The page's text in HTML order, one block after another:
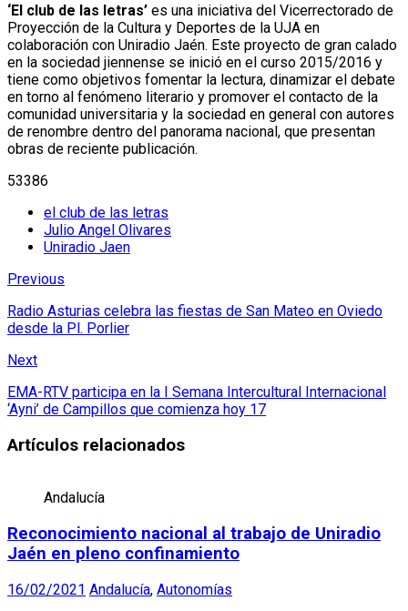
‘El club de las letras’ es una iniciativa del Vicerrectorado de
Proyección de la Cultura y Deportes de la UJA en
colaboración con Uniradio Jaén. Este proyecto de gran calado
en la sociedad jiennense se inició en el curso 2015/2016 y
tiene como objetivos fomentar la lectura, dinamizar el debate
en torno al fenómeno literario y promover el contacto de la
comunidad universitaria y la sociedad en general con autores
de renombre dentro del panorama nacional, que presentan
obras de reciente publicación.
53386
el club de las letras
Julio Angel Olivares
Uniradio Jaen
Previous
Radio Asturias celebra las fiestas de San Mateo en Oviedo
desde la Pl. Porlier
Next
EMA-RTV participa en la I Semana Intercultural Internacional
‘Ayni’ de Campillos que comienza hoy 17
Artículos relacionados
Andalucía
Reconocimiento nacional al trabajo de Uniradio
Jaén en pleno confinamiento
16/02/2021 Andalucía, Autonomías